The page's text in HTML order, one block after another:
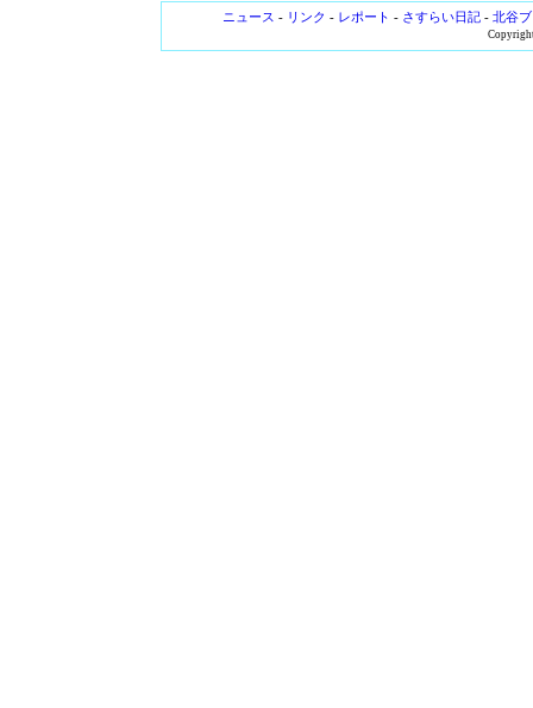
ニュース - リンク - レポート - さすらい日記- 北谷